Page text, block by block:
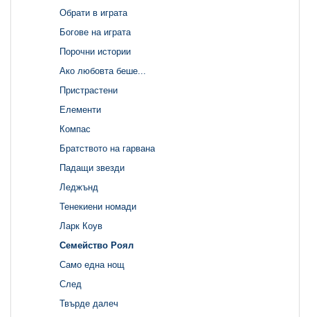
Обрати в играта
Богове на играта
Порочни истории
Ако любовта беше...
Пристрастени
Елементи
Компас
Братството на гарвана
Падащи звезди
Леджънд
Тенекиени номади
Ларк Коув
Семейство Роял
Само една нощ
След
Твърде далеч